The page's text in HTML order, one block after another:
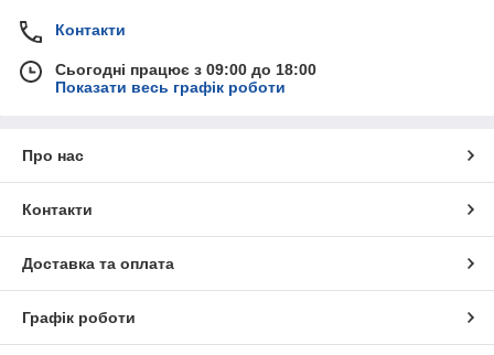
Контакти
Сьогодні працює з 09:00 до 18:00
Показати весь графік роботи
Про нас
Контакти
Доставка та оплата
Графік роботи